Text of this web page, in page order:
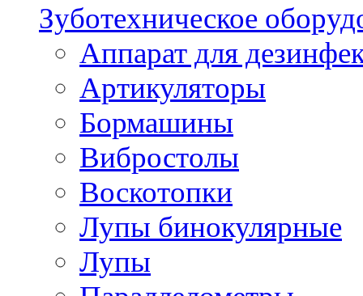
Зуботехническое
Аппарат для
Артикуляторы
Бормашины
Вибростолы
Воскотопки
Лупы бинокулярные
Лупы